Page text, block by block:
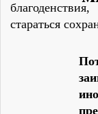
стараться